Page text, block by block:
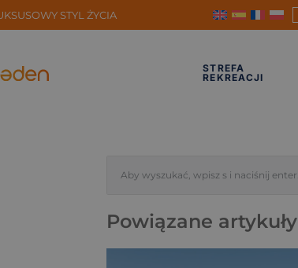
STYL ŻYCIA
STREFA
REKREACJI
Powiązane artykuły